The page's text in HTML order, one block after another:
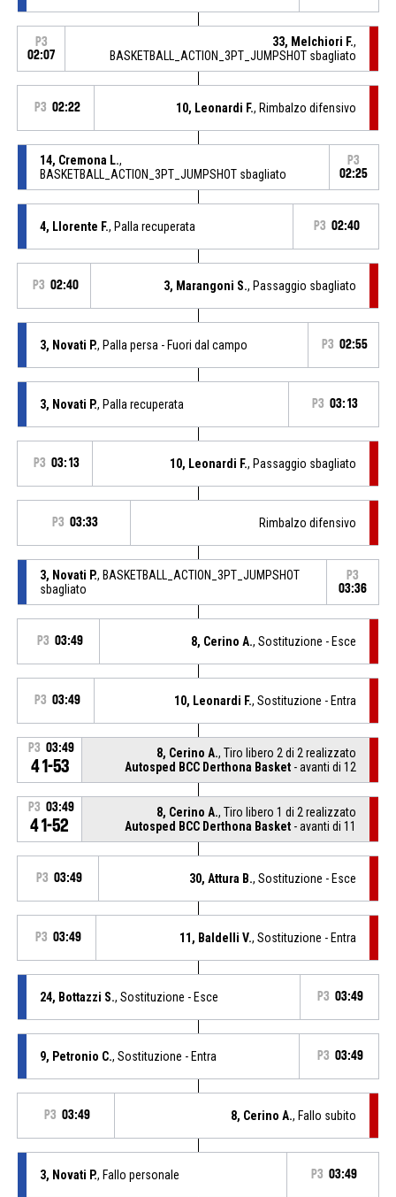
P3
02:07
33, Melchiori F.,
BASKETBALL_ACTION_3PT_JUMPSHOT sbagliato
P3 02:22 10, Leonardi F., Rimbalzo difensivo
14, Cremona L.,
BASKETBALL_ACTION_3PT_JUMPSHOT sbagliato
P3
02:25
4, Llorente F., Palla recuperata P3 02:40
P3 02:40 3, Marangoni S., Passaggio sbagliato
3, Novati P., Palla persa - Fuori dal campo P3 02:55
3, Novati P., Palla recuperata P3 03:13
P3 03:13 10, Leonardi F., Passaggio sbagliato
P3 03:33 Rimbalzo difensivo
3, Novati P., BASKETBALL_ACTION_3PT_JUMPSHOT
sbagliato
P3
03:36
P3 03:49 8, Cerino A., Sostituzione - Esce
P3 03:49 10, Leonardi F., Sostituzione - Entra
P3 03:49
41-53
8, Cerino A., Tiro libero 2 di 2 realizzato
Autosped BCC Derthona Basket - avanti di 12
P3 03:49
41-52
8, Cerino A., Tiro libero 1 di 2 realizzato
Autosped BCC Derthona Basket - avanti di 11
P3 03:49 30, Attura B., Sostituzione - Esce
P3 03:49 11, Baldelli V., Sostituzione - Entra
24, Bottazzi S., Sostituzione - Esce P3 03:49
9, Petronio C., Sostituzione - Entra P3 03:49
P3 03:49 8, Cerino A., Fallo subito
3, Novati P., Fallo personale P3 03:49